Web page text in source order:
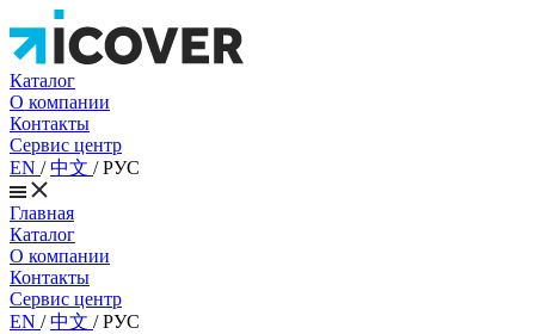
Каталог
О компании
Контакты
Сервис центр
EN /中文 /РУС
Главная
Каталог
О компании
Контакты
Сервис центр
EN /中文 /РУС